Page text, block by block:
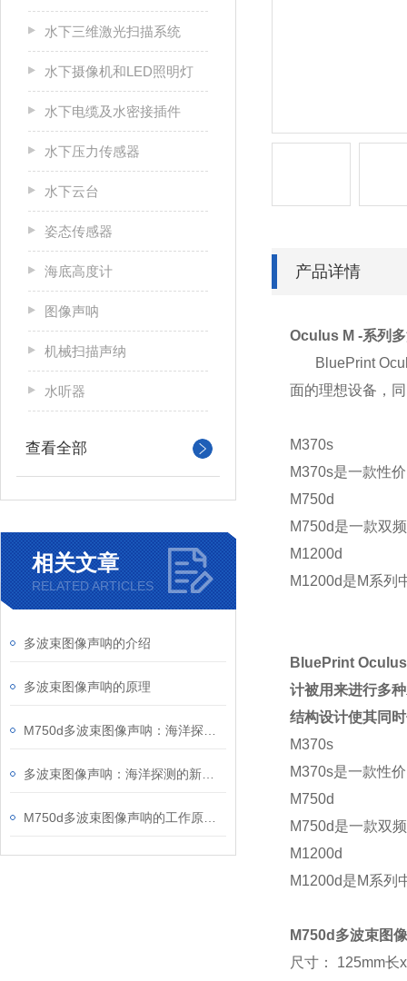
水下三维激光扫描系统
水下摄像机和LED照明灯
水下电缆及水密接插件
水下压力传感器
水下云台
姿态传感器
海底高度计
图像声呐
机械扫描声纳
水听器
查看全部
相关文章
RELATED ARTICLES
多波束图像声呐的介绍
多波束图像声呐的原理
产品详情
Oculus M -系列
BluePrint
面的理想设备，
M370s
M370s是一款性
M750d
M750d是一款双
M1200d
M1200d是M系列
BluePrint
计被用来进行多
结构设计使其同
M370s
M370s是一款性
M750d
M750d是一款双
M1200d
M1200d是M系列
M750d 多波束图
尺寸： 125mm长